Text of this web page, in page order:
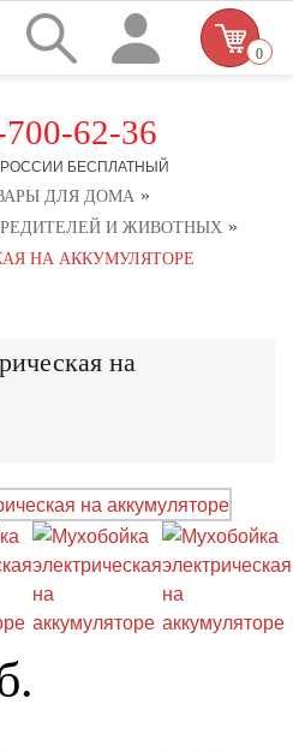
62-36
БЕСПЛАТНЫЙ
0
ДЛЯ ДОМА »
И ЖИВОТНЫХ »
НА АККУМУЛЯТОРЕ
на